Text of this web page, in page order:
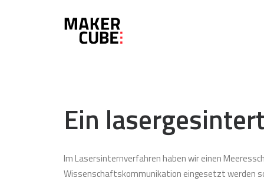
Ein
Im Lasersinternverfahren haben wir einen
Wissenschaftskommunikation eingesetzt werden